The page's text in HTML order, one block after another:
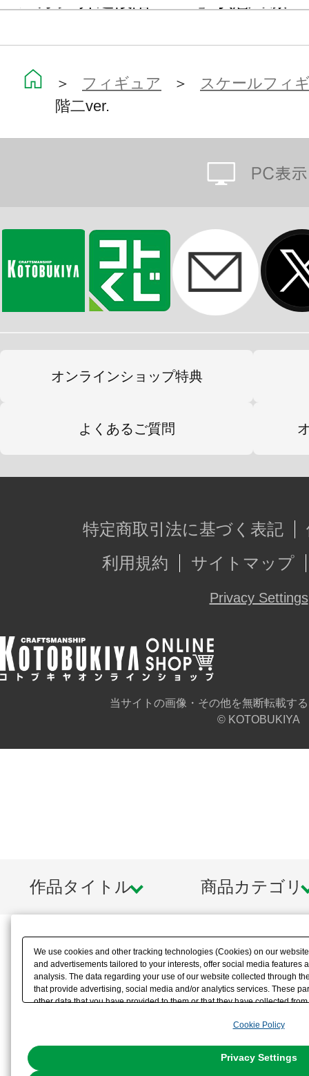
ドクター、戦場に舞う異国の踊り子
※画像は試作品です。実際の商品と
＞ フィギュア ＞
スケールフィ
階二ver.
オンラインショップ特典
よくあるご質問
特定商取引法に基づく表記
利用規約
サイトマップ
Privacy Settings
当サイトの画像・その他を無断転載す
© KOTOBUKIYA
作品タイトル 商品カテゴリ
We use cookies and other tracking technologies (Cookies) on our
and advertisements tailored to your interests, offer social media features
analysis. The data regarding your use of our website collected through
that provide advertising, social media and/or analytics services. These
other data that you have provided to them or that they have collected
the use of all Cookies except for Strictly Necessary Cookies, please
You can change your consent or rejection settings at any time via
Cookie Policy
Privacy Settings